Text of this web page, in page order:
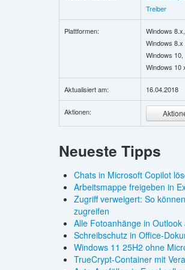
Treiber
Plattformen:
Windows 8.x,
Windows 8.x
Windows 10,
Windows 10
Aktualisiert am: 16.04.2018
Aktionen:
Neueste Tipps
Chats in Microsoft Copilot
Arbeitsmappe freigeben in
Zugriff verweigert: So
zugreifen
Alle Fotoanhänge in
Schreibschutz in Office-
Windows 11 25H2 ohne
TrueCrypt-Container mit